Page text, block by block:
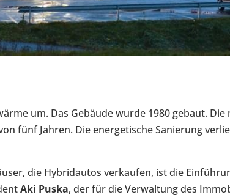
um. Das Gebäude wurde 1980 gebaut.
fünf Jahren. Die ener­ge­ti­sche Sanie­rung
die Hybrid­au­tos ver­kau­fen, ist die
Aki Puska, der für die Ver­wal­tung des